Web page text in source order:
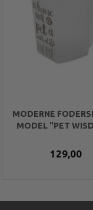
MODERNE
MODEL "PET
129,00